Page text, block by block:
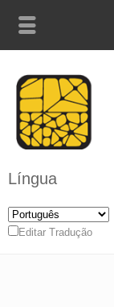
Língua
Editar Tradução